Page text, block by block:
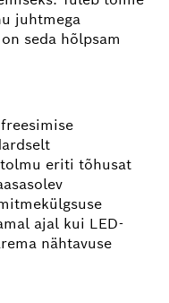
juhtmega
seda hõlpsam
eriti tõhusat
ajal kui LED-
nähtavuse